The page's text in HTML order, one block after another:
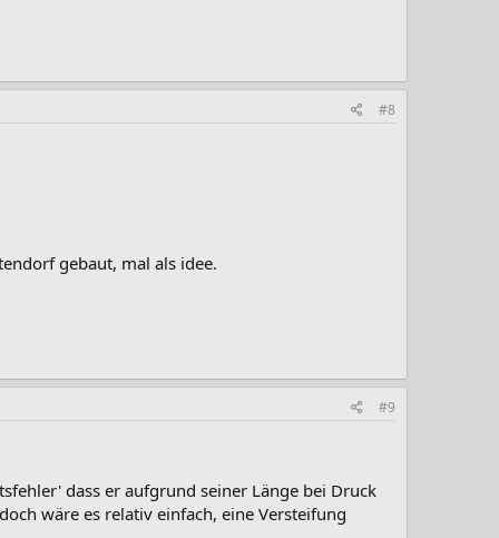
#8
gebaut, mal als idee.
#9
dass er aufgrund seiner Länge bei Druck
wäre es relativ einfach, eine Versteifung